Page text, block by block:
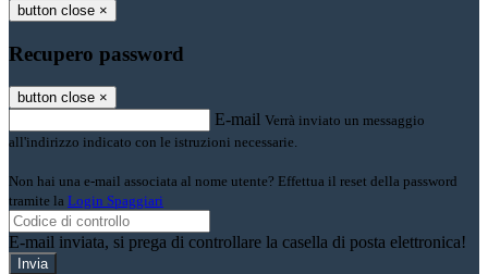
button close ×
Recupero password
button close ×
E-mail Verrà inviato un messaggio
all'indirizzo indicato con le istruzioni necessarie.
Non hai una e-mail associata al nome utente? Effettua il reset della password
tramite la Login Spaggiari
E-mail inviata, si prega di controllare la casella di posta elettronica!